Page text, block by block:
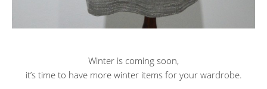
Winter is coming soon,
it’s time to have more winter items for your wardrobe.